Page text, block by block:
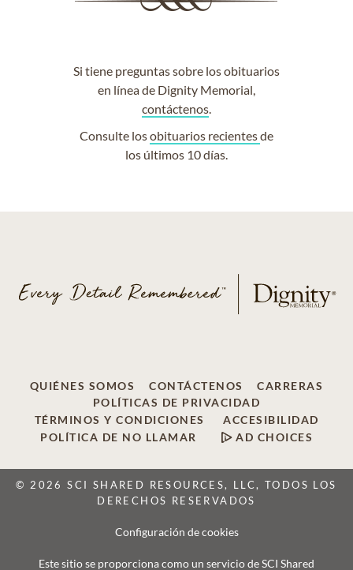
Si tiene preguntas sobre los obituarios
en línea de Dignity Memorial,
contáctenos.
Consulte losobituarios recientesde
los últimos 10 días.
QUIÉNES SOMOS CONTÁCTENOS
CARRERAS
POLÍTICAS DE PRIVACIDAD
TÉRMINOS Y CONDICIONES
ACCESIBILIDAD
POLÍTICA DE NO LLAMAR
AD CHOICES
© 2026 SCI SHARED RESOURCES, LLC, TODOS LOS
DERECHOS RESERVADOS
Configuración de cookies
Este sitio se proporciona como un servicio de SCI Shared